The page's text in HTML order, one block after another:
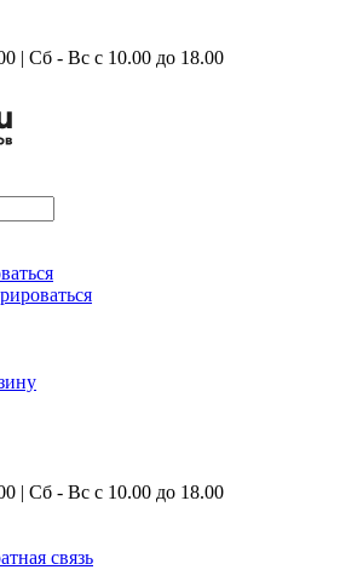
| Сб - Вс с 10.00 до 18.00
| Сб - Вс с 10.00 до 18.00
связь